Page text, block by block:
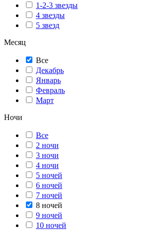
1-2-3 звезды
4 звезды
5 звезд
Месяц
Все
Декабрь
Январь
Февраль
Март
Ночи
Все
2 ночи
3 ночи
4 ночи
5 ночей
6 ночей
7 ночей
8 ночей
9 ночей
10 ночей